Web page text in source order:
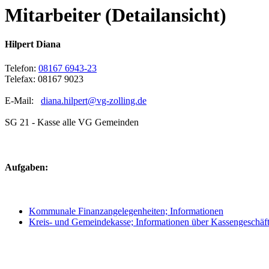
Mitarbeiter (Detailansicht)
Hilpert Diana
Telefon: 08167 6943-23
Telefax: 08167 9023
E-Mail: diana.hilpert@vg-zolling.de
SG 21 - Kasse alle VG Gemeinden
Aufgaben:
Kommunale Finanzangelegenheiten; Informationen
Kreis- und Gemeindekasse; Informationen über